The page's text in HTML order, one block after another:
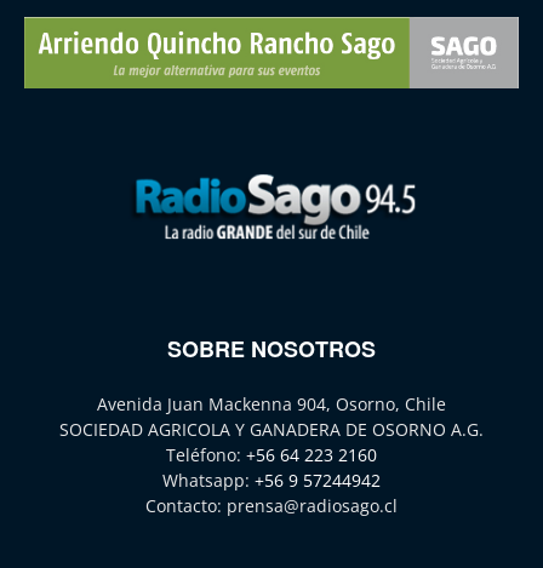
SOBRE NOSOTROS
Avenida Juan Mackenna 904, Osorno, Chile
SOCIEDAD AGRICOLA Y GANADERA DE OSORNO A.G.
Teléfono: +56 64 223 2160
Whatsapp: +56 9 57244942
Contacto: prensa@radiosago.cl